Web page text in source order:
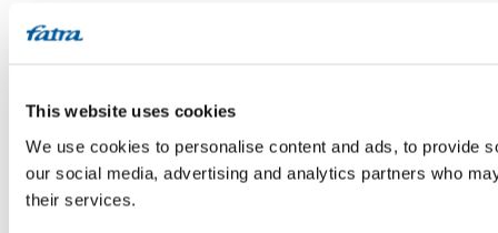
This website uses cookies
We use cookies to personalise content and ads, to provide
our social media, advertising and analytics partners who
their services.